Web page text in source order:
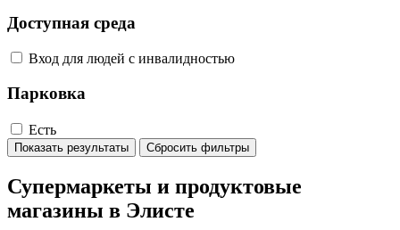
Доступная среда
Вход для людей с инвалидностью
Парковка
Есть
Показать результаты Сбросить фильтры
Супермаркеты и продуктовые
магазины в Элисте